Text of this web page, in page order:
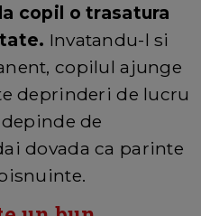
copil o trasatura
Invatandu-l si
copilul ajunge
deprinderi de lucru
de
dovada ca parinte